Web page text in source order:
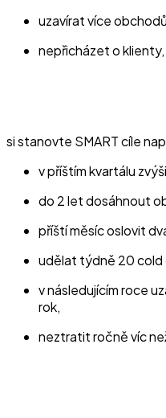
uzavírat více
nepřicházet o klienty,
si stanovte SMART cíle
v příštím kvartálu
do 2 let dosáhnout
příští měsíc oslovit
udělat týdně 20 cold
v následujícím roce
rok,
neztratit ročně víc